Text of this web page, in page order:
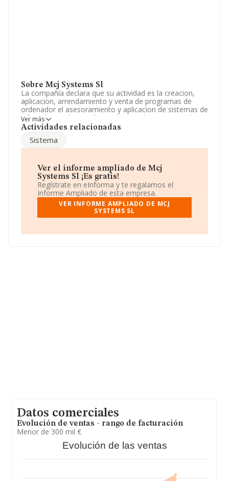
Sobre Mcj Systems Sl
La compañía declara que su actividad es la creacion,
aplicacion, arrendamiento y venta de programas de
ordenador el asesoramiento y aplicacion de sistemas de
informática, y la gestión y organización empresarial en
dicho ambito. La empresa es una Sociedad Limitada. La
cuyo Código es 6290. La empresa no tiene actividad en
mercados exteriores.
Para más información es posible contactar a través del
teléfono 931801045.
La compañía Mcj Systems S.L , con NIF B59928135, se
encuentra en Rambla Del Jardi núm. 12, (08195), en el
municipio de Mira-sol, Barcelona, Cataluña.
sobre 18.154 compañías, en el ámbito nacional la
Ver más
Actividades relacionadas
Sistema
Ver el informe ampliado de Mcj
Systems Sl ¡Es gratis!
Regístrate en eInforma y te regalamos el
Informe Ampliado de esta empresa.
VER INFORME AMPLIADO DE MCJ
SYSTEMS SL
Datos comerciales
Evolución de ventas - rango de facturación
Menor de 300 mil €
Evolución de las ventas